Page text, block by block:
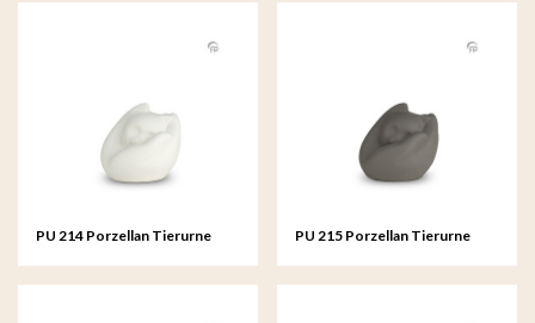
PU 214 Porzellan Tierurne PU 215 Porzellan Tierurne